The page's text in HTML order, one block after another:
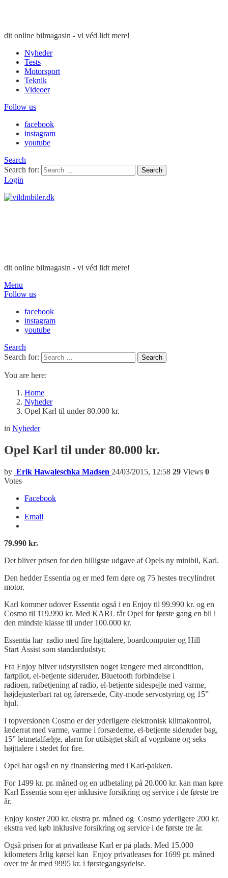
dit online bilmagasin - vi véd lidt mere!
Nyheder
Tests
Motorsport
Teknik
Videoer
Follow us
facebook
instagram
youtube
Search
Search for:
Search
Login
dit online bilmagasin - vi véd lidt mere!
Menu
Follow us
facebook
instagram
youtube
Search
Search for:
Search
You are here:
Home
Nyheder
Opel Karl til under 80.000 kr.
in Nyheder
Opel Karl til under 80.000 kr.
by Erik Hawaleschka Madsen 24/03/2015, 12:58 29 Views 0
Votes
Facebook
Email
79.990 kr.
Det bliver prisen for den billigste udgave af Opels ny minibil, Karl.
Den hedder Essentia og er med fem døre og 75 hestes trecylindret
motor.
Karl kommer udover Essentia også i en Enjoy til 99.990 kr. og en
Cosmo til 119.990 kr. Med KARL får Opel for første gang en bil i
den mindste klasse til under 100.000 kr.
Essentia har radio med fire højttalere, boardcomputer og Hill
Start Assist som standardudstyr.
Fra Enjoy bliver udstyrslisten noget længere med aircondition,
fartpilot, el-betjente sideruder, Bluetooth forbindelse i
radioen, ratbetjening af radio, el-betjente sidespejle med varme,
højdejusterbart rat og førersæde, City-mode servostyring og 15”
hjul.
I topversionen Cosmo er der yderligere elektronisk klimakontrol,
læderrat med varme, varme i forsæderne, el-betjente sideruder bag,
15” letmetalfælge, alarm for utilsigtet skift af vognbane og seks
højttalere i stedet for fire.
Opel har også en ny finansiering med i Karl-pakken.
For 1499 kr. pr. måned og en udbetaling på 20.000 kr. kan man køre
Karl Essentia som ejer inklusive forsikring og service i de første tre
år.
Enjoy koster 200 kr. ekstra pr. måned og Cosmo yderligere 200 kr.
ekstra ved køb inklusive forsikring og service i de første tre år.
Også prisen for at privatlease Karl er på plads. Med 15.000
kilometers årlig kørsel kan Enjoy privatleases for 1699 pr. måned
over tre år med 9995 kr. i førstegangsydelse.